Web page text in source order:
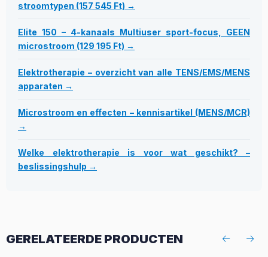
GERELATEERDE PRODUCTEN
stroomtypen (157 545 Ft) →
Elite 150 – 4-kanaals Multiuser sport-focus, GEEN
microstroom (129 195 Ft) →
Elektrotherapie – overzicht van alle TENS/EMS/MENS
apparaten →
Microstroom en effecten – kennisartikel (MENS/MCR)
→
Welke elektrotherapie is voor wat geschikt? –
beslissingshulp →